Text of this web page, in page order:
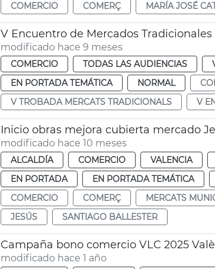
COMERCIO
COMERÇ MARÍA JOSÉ
V Encuentro de Mercados Tradicionales
modificado hace 9 meses
COMERCIO TODAS LAS AUDIENCIAS
EN PORTADA TEMÁTICA
NORMAL
V TROBADA MERCATS TRADICIONALS
V
Inicio obras mejora cubierta mercado
modificado hace 10 meses
ALCALDÍA COMERCIO VALENCIA
EN PORTADA
EN PORTADA TEMÁTICA
COMERCIO
COMERÇ MERCATS
JESÚS
SANTIAGO BALLESTER
Campaña bono comercio VLC 2025
modificado hace 1 año